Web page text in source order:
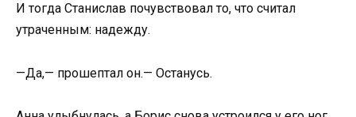
И тогда Станислав почувствовал то, что считал
утраченным: надежду.
—Да,— прошептал он.— Останусь.